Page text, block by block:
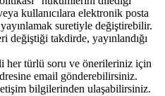
kullanıcılara elektronik posta
suretiyle değiştirebilir.
değiştiği takdirde, yayınlandığı
türlü soru ve önerileriniz için
email gönderebilirsiniz.
bilgilerinden ulaşabilirsiniz.